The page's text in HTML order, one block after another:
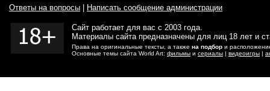
Ответы на вопросы Написать сообщение администрации
Сайт работает для вас с 2003 года.
Материалы сайта предназначены для лиц 18 лет и
Права на оригинальные тексты, а также на подбор и
Основные темы сайта World Art: фильмы и сериалы | видеоигры |